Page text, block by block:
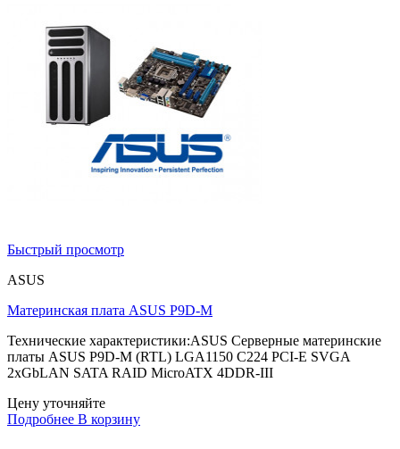
Быстрый просмотр
ASUS
Материнская плата ASUS P9D-M
Технические характеристики:ASUS Серверные материнские
платы ASUS P9D-M (RTL) LGA1150 C224 PCI-E SVGA
2xGbLAN SATA RAID MicroATX 4DDR-III
Цену уточняйте
Подробнее В корзину